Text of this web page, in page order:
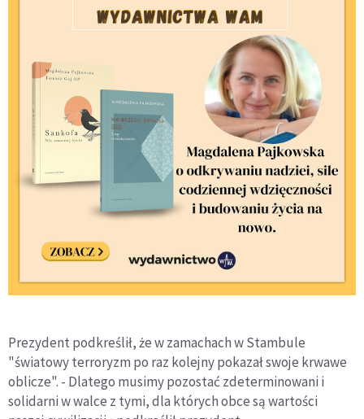
Prezydent podkreślił, że w zamachach w Stambule
"światowy terroryzm po raz kolejny pokazał swoje krwawe
oblicze". - Dlatego musimy pozostać zdeterminowani i
solidarni w walce z tymi, dla których obce są wartości